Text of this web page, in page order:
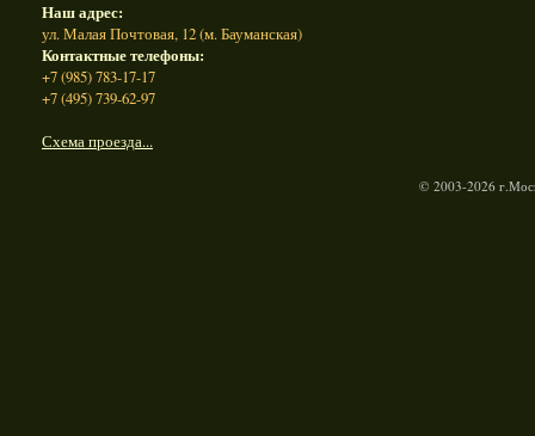
Наш адрес:
ул. Малая Почтовая, 12 (м. Бауманская)
Контактные телефоны:
+7 (985) 783-17-17
+7 (495) 739-62-97
Схема проезда...
© 2003-2026